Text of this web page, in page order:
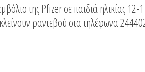
της Pfizer σε παιδιά ηλικίας
ραντεβού στα τηλέφωνα